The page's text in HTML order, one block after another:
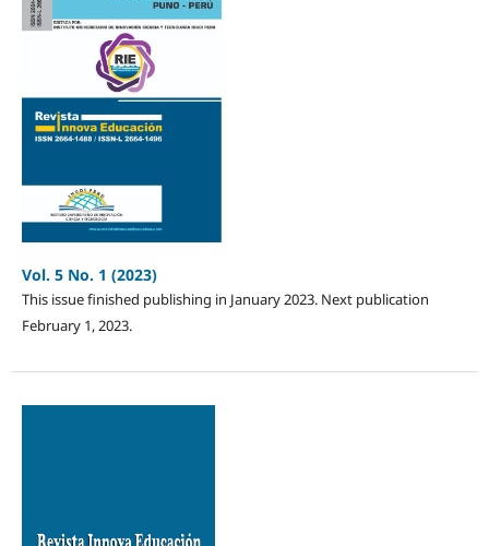
Vol. 5 No. 1 (2023)
This issue finished publishing in January 2023. Next publication
February 1, 2023.